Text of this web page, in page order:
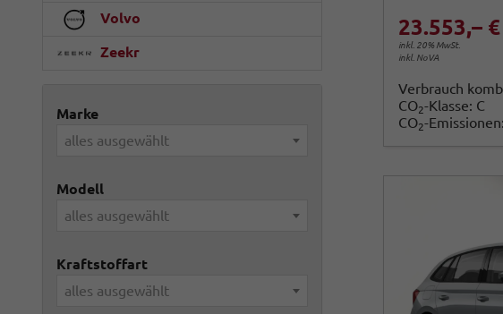
23.553,– €
inkl. 20% MwSt.
inkl. NoVA
Verbrauch
CO2-Klasse: C
CO2-Emissionen:
Volvo
Zeekr
Marke
alles ausgewählt
Modell
alles ausgewählt
Kraftstoffart
alles ausgewählt